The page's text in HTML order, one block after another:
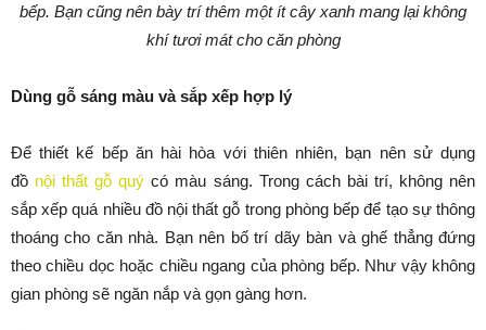
bếp. Bạn cũng nên bày trí thêm một ít cây xanh mang lại không
khí tươi mát cho căn phòng
Dùng gỗ sáng màu và sắp xếp hợp lý
Để thiết kế bếp ăn hài hòa với thiên nhiên, bạn nên sử dụng
đồ nội thất gỗ quý có màu sáng. Trong cách bài trí, không nên
sắp xếp quá nhiều đồ nội thất gỗ trong phòng bếp để tạo sự thông
thoáng cho căn nhà. Bạn nên bố trí dãy bàn và ghế thẳng đứng
theo chiều dọc hoặc chiều ngang của phòng bếp. Như vậy không
gian phòng sẽ ngăn nắp và gọn gàng hơn.